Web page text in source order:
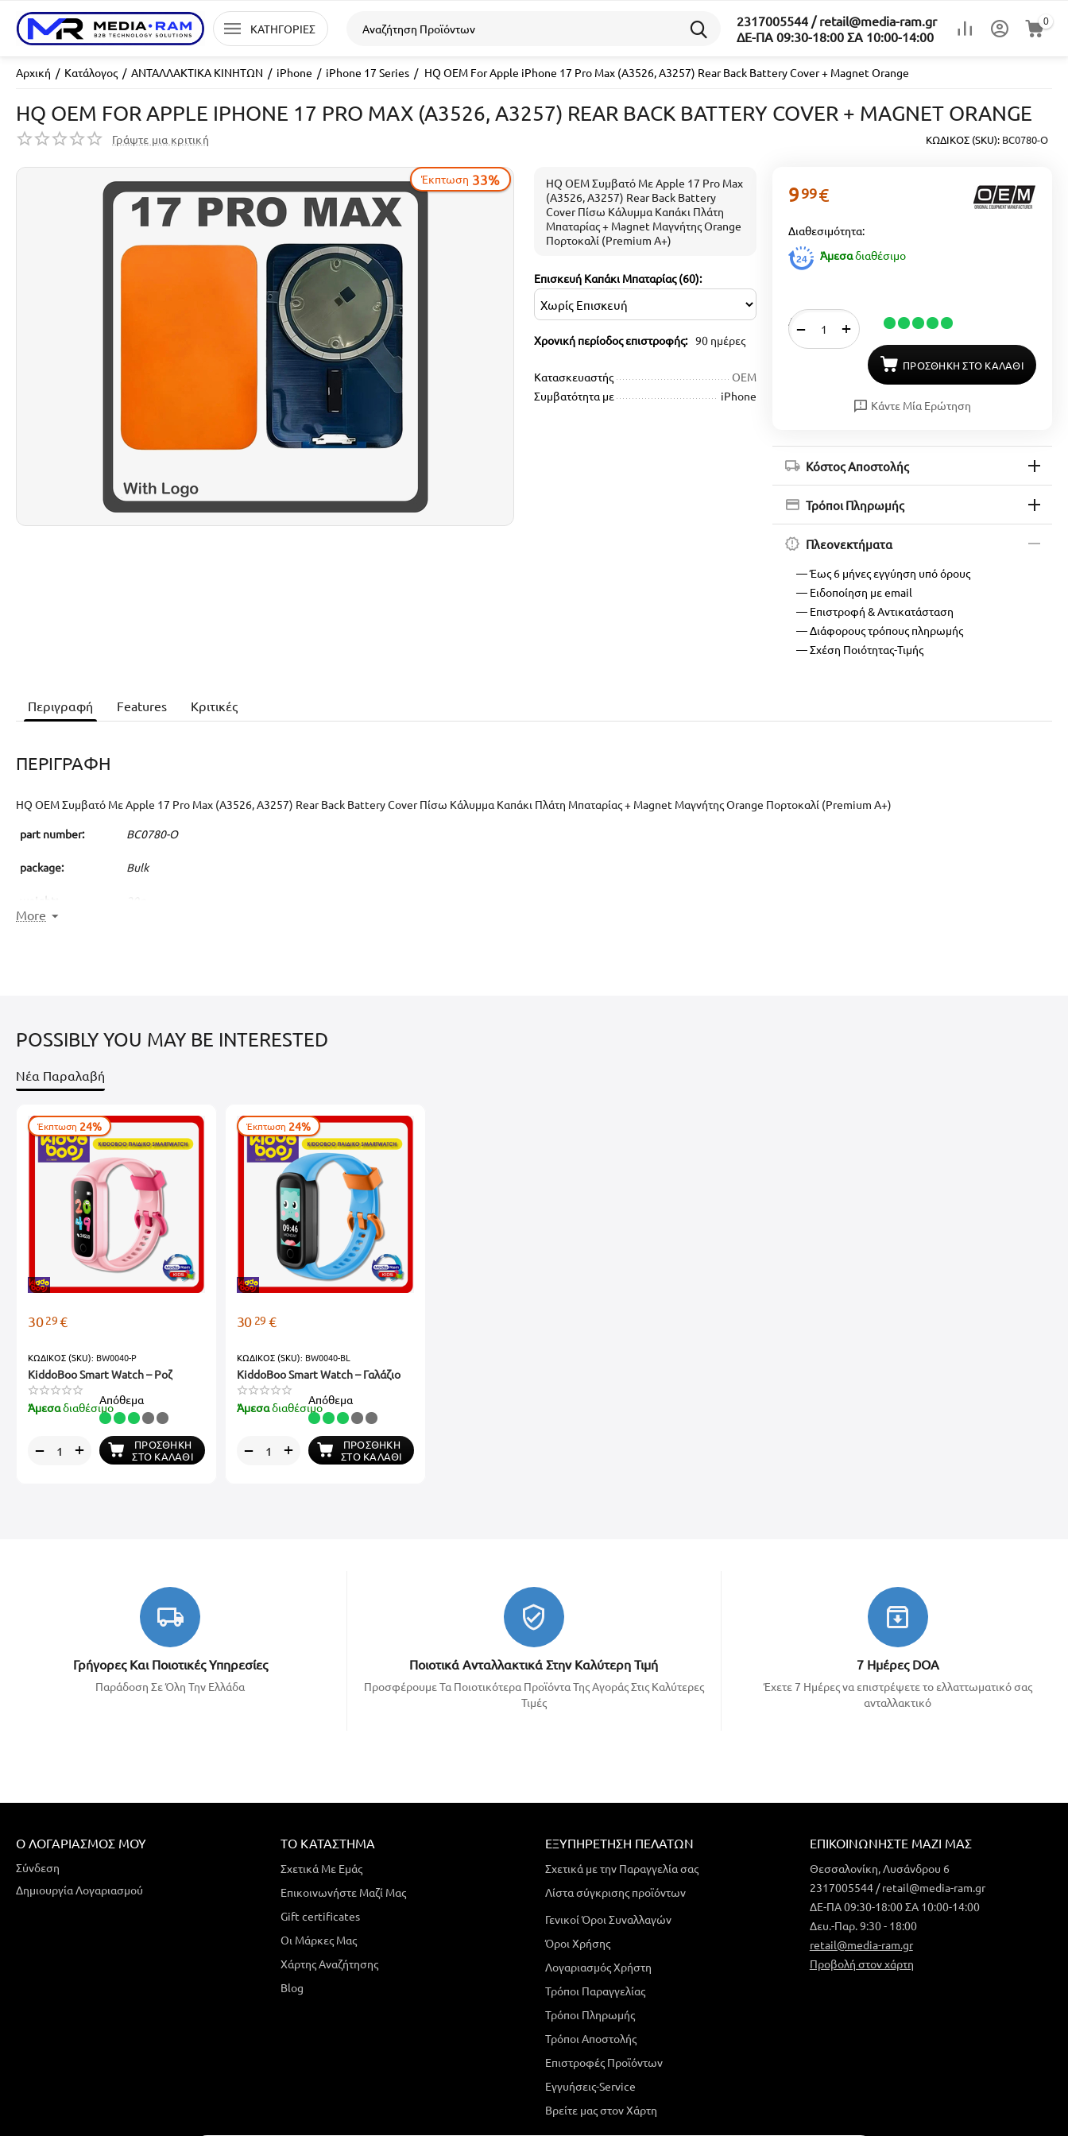
ΚΑΤΗΓΟΡΙΕΣ
2317005544 / retail@media-ram.gr
ΔΕ-ΠΑ 09:30-18:00 ΣΑ 10:00-14:00
0
Αρχική / Κατάλογος / ΑΝΤΑΛΛΑΚΤΙΚΑ ΚΙΝΗΤΩΝ / iPhone / iPhone 17 Series / HQ OEM For Apple iPhone 17 Pro Max (A3526, A3257) Rear Back Battery Cover + Magnet Orange
HQ OEM FOR APPLE IPHONE 17 PRO MAX (A3526, A3257) REAR BACK BATTERY COVER + MAGNET ORANGE
Γράψτε μια κριτική ΚΩΔΙΚΟΣ (SKU): BC0780-O
HQ OEM Συμβατό Με Apple 17 Pro Max
(A3526, A3257) Rear Back Battery
Cover Πίσω Κάλυμμα Καπάκι Πλάτη
Μπαταρίας + Magnet Μαγνήτης Orange
Πορτοκαλί (Premium A+)
Επισκευή Καπάκι Μπαταρίας (60):
Χρονική περίοδος επιστροφής: 90 ημέρες
Κατασκευαστής
OEM
Συμβατότητα με
iPhone
999€
Διαθεσιμότητα:
Άμεσαδιαθέσιμο
+
−
Απόθεμα
ΠΡΟΣΘΉΚΗ ΣΤΟ ΚΑΛΆΘΙ
Κάντε Μία Ερώτηση
Κόστος Αποστολής
Τρόποι Πληρωμής
Πλεονεκτήματα
— Έως 6 μήνες εγγύηση υπό όρους
— Ειδοποίηση με email
— Επιστροφή & Αντικατάσταση
— Διάφορους τρόπους πληρωμής
— Σχέση Ποιότητας-Τιμής
Περιγραφή Features Κριτικές
ΠΕΡΙΓΡΑΦΉ
HQ OEM Συμβατό Με Apple 17 Pro Max (A3526, A3257) Rear Back Battery Cover Πίσω Κάλυμμα Καπάκι Πλάτη Μπαταρίας + Magnet Μαγνήτης Orange Πορτοκαλί (Premium A+)
part number: BC0780-O
package: Bulk
weight:
Οδηγίες Χρήσης και Εγγύησης
2)Μην αφαιρείτε προστατευτικά εάν δεν σιγουρευτείτε ότι είναι πλήρες λειτουργικό το ανταλλακτικό.
Μην στραβώνετε την καλωδιοταινία και προσέξτε να μην σπάσετε το κούμπωμα του κονέκτορα.
Προσοχή κατά την εφαρμογή του ανταλλακτικού ώστε να μην δημιουργηθεί πρόβλημα κατά την εγκατάσταση.
Τα ανταλλακτικά μέρη προορίζονται μόνο για εξειδικευμένους πιστοποιημένους τεχνικούς.
Η εταιρεία μας παρέχει 7 μέρες DOA .
εφόσον δεν έχουν αφαιρεθούν τα προστατευτικά ή δεν έχει γίνει προσπάθεια εγκατάστασης, σύμφωνα με τους όρους της εταιρείας μας.
Δεν θα γίνεται επιστροφή του προϊόντος με φθορά (σπάσιμο, υγρασία, εκδορές κ.α).
Όλα μας τα ανταλλακτικά φέρουν σφραγίδα της εταιρείας μας.
Τα συμβατά ανταλλακτικά κατασκευάζονται από τρίτο εργοστάσιο τα οποία μπορεί να έχουν διαφορά στην ποιότητα χρωμάτων ή φωτισμού ή γενικά κατασκευαστικές διαφορές σε σχέση με το γνήσιο.
More
POSSIBLY YOU MAY BE INTERESTED
Νέα Παραλαβή
Έκπτωση 24%
30 29€
ΚΩΔΙΚΟΣ (SKU): BW0040-P
KiddoBoo Smart Watch – Ροζ
Άμεσαδιαθέσιμο
Απόθεμα
ΠΡΟΣΘΉΚΗ
ΣΤΟ ΚΑΛΆΘΙ
+
−
Έκπτωση 24%
30 29 €
ΚΩΔΙΚΟΣ (SKU): BW0040-BL
KiddoBoo Smart Watch – Γαλάζιο
Άμεσαδιαθέσιμο
Απόθεμα
ΠΡΟΣΘΉΚΗ
ΣΤΟ ΚΑΛΆΘΙ
+
−
Γρήγορες Και Ποιοτικές Υπηρεσίες
Παράδοση Σε Όλη Την Ελλάδα
Ποιοτικά Ανταλλακτικά Στην Καλύτερη Τιμή
Προσφέρουμε Τα Ποιοτικότερα Προϊόντα Της Αγοράς Στις Καλύτερες
Τιμές
7 Ημέρες DOA
Έχετε 7 Ημέρες να επιστρέψετε το ελλαττωματικό σας
ανταλλακτικό
Ο ΛΟΓΑΡΙΑΣΜΌΣ ΜΟΥ
Σύνδεση
Δημιουργία Λογαριασμού
ΤΟ ΚΑΤΆΣΤΗΜΑ
Σχετικά Με Εμάς
Επικοινωνήστε Μαζί Μας
Gift certificates
Οι Μάρκες Μας
Χάρτης Αναζήτησης
Blog
ΕΞΥΠΗΡΈΤΗΣΗ ΠΕΛΑΤΏΝ
Σχετικά με την Παραγγελία σας
Λίστα σύγκρισης προϊόντων
Γενικοί Όροι Συναλλαγών
Όροι Χρήσης
Λογαριασμός Χρήστη
Τρόποι Παραγγελίας
Τρόποι Πληρωμής
Τρόποι Αποστολής
Επιστροφές Προϊόντων
Εγγυήσεις-Service
Βρείτε μας στον Χάρτη
ΕΠΙΚΟΙΝΩΝΉΣΤΕ ΜΑΖΊ ΜΑΣ
Θεσσαλονίκη, Λυσάνδρου 6
2317005544 / retail@media-ram.gr
ΔΕ-ΠΑ 09:30-18:00 ΣΑ 10:00-14:00
Δευ.-Παρ. 9:30 - 18:00
retail@media-ram.gr
Προβολή στον χάρτη